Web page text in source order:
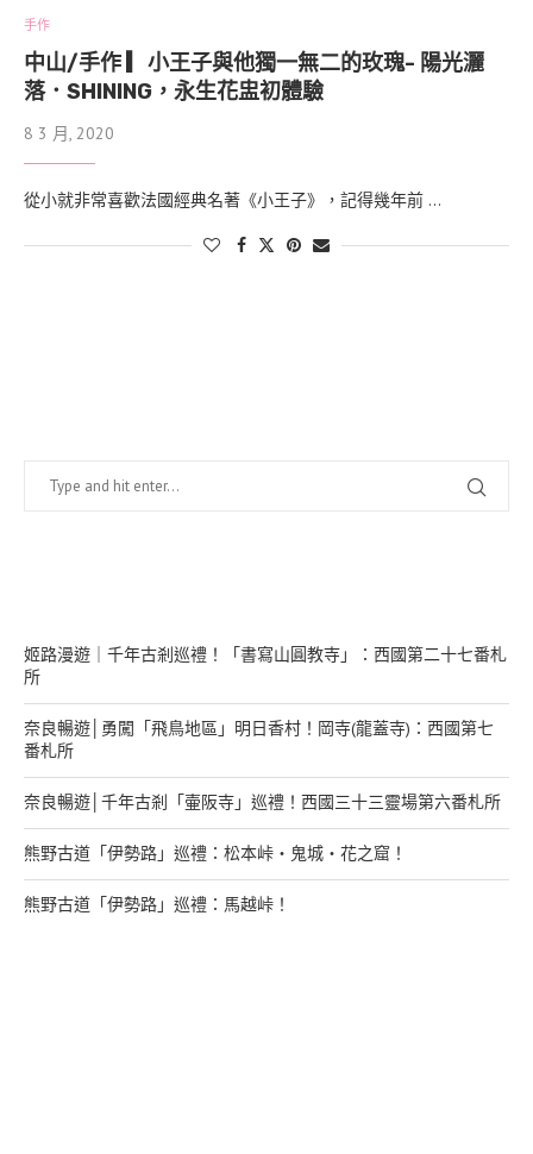
手作
中山/手作 ▎小王子與他獨一無二的玫瑰- 陽光灑
落．SHINING，永生花盅初體驗
8 3 月, 2020
從小就非常喜歡法國經典名著《小王子》，記得幾年前 …
姬路漫遊｜千年古剎巡禮！「書寫山圓教寺」：西國第二十七番札
所
奈良暢遊│勇闖「飛鳥地區」明日香村！岡寺(龍蓋寺)：西國第七
番札所
奈良暢遊│千年古剎「壷阪寺」巡禮！西國三十三靈場第六番札所
熊野古道「伊勢路」巡禮：松本峠・鬼城・花之窟！
熊野古道「伊勢路」巡禮：馬越峠！